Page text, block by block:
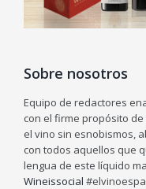
Sobre nosotros
Equipo de redactores
con el firme propósito
el vino sin esnobismos,
con todos aquellos que
lengua de este líquido
Wineissocial